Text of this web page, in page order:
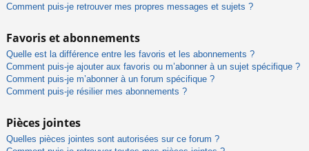
Comment puis-je retrouver mes propres messages et sujets ?
Favoris et abonnements
Quelle est la différence entre les favoris et les abonnements ?
Comment puis-je ajouter aux favoris ou m’abonner à un sujet spécifique ?
Comment puis-je m’abonner à un forum spécifique ?
Comment puis-je résilier mes abonnements ?
Pièces jointes
Quelles pièces jointes sont autorisées sur ce forum ?